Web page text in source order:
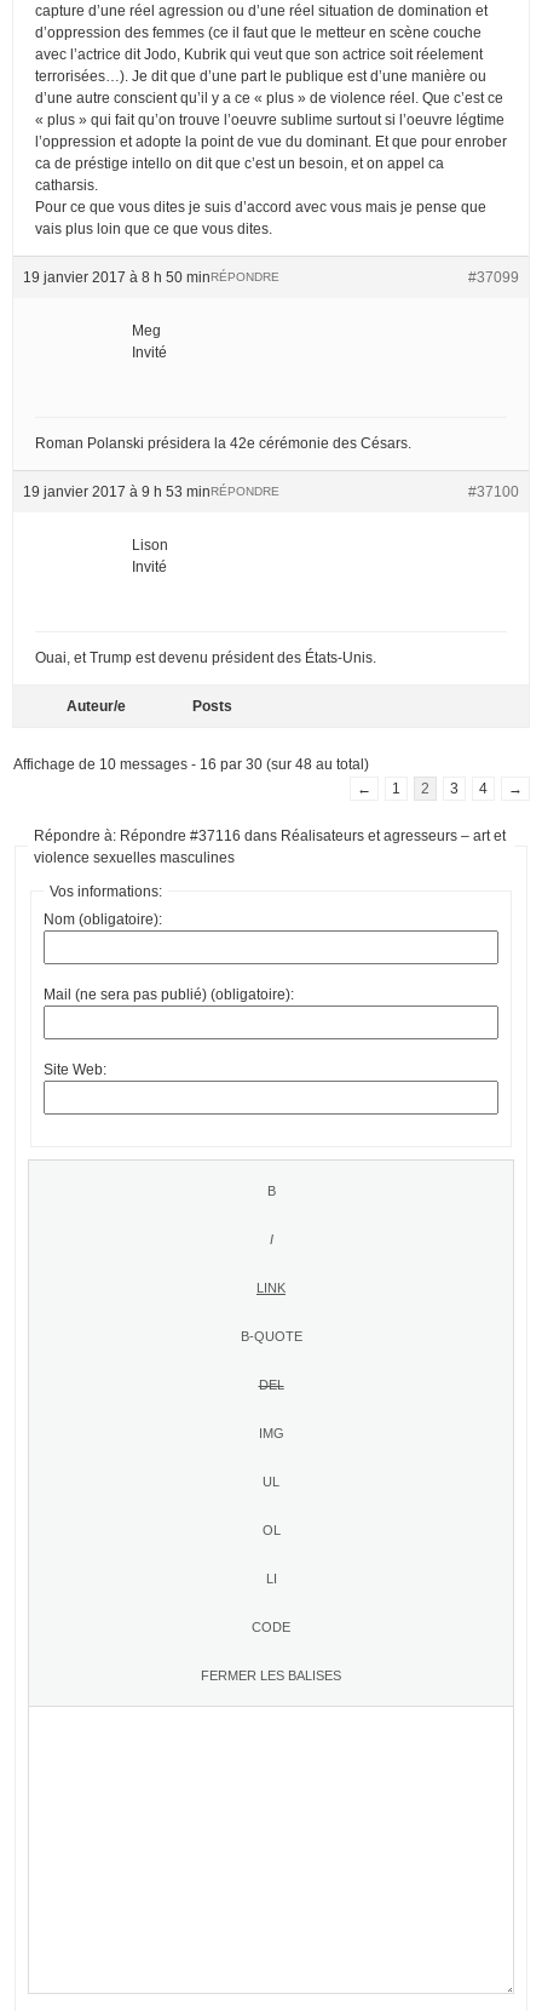
capture d’une réel agression ou d’une réel situation de domination et
d’oppression des femmes (ce il faut que le metteur en scène couche
avec l’actrice dit Jodo, Kubrik qui veut que son actrice soit réelement
terrorisées…). Je dit que d’une part le publique est d’une manière ou
d’une autre conscient qu’il y a ce « plus » de violence réel. Que c’est ce
« plus » qui fait qu’on trouve l’oeuvre sublime surtout si l’oeuvre légtime
l’oppression et adopte la point de vue du dominant. Et que pour enrober
ca de préstige intello on dit que c’est un besoin, et on appel ca
catharsis.
Pour ce que vous dites je suis d’accord avec vous mais je pense que
vais plus loin que ce que vous dites.
19 janvier 2017 à 8 h 50 min #37099
RÉPONDRE
Meg
Invité
Roman Polanski présidera la 42e cérémonie des Césars.
19 janvier 2017 à 9 h 53 min #37100
RÉPONDRE
Lison
Invité
Ouai, et Trump est devenu président des États-Unis.
Auteur/e Posts
Affichage de 10 messages - 16 par 30 (sur 48 au total)
←
1 2 3 4 →
Répondre à: Répondre #37116 dans Réalisateurs et agresseurs – art et
violence sexuelles masculines
Vos informations:
Nom (obligatoire):
Mail (ne sera pas publié) (obligatoire):
Site Web: